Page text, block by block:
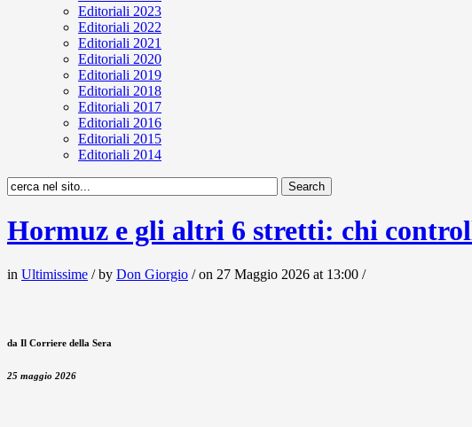
Editoriali 2023
Editoriali 2022
Editoriali 2021
Editoriali 2020
Editoriali 2019
Editoriali 2018
Editoriali 2017
Editoriali 2016
Editoriali 2015
Editoriali 2014
Hormuz e gli altri 6 stretti: chi
in Ultimissime / by Don Giorgio / on 27 Maggio 2026 at 13:00 /
da Il Corriere della Sera
25 maggio 2026